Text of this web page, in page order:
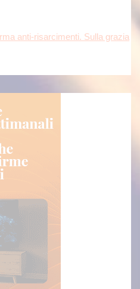
anti-risarcimenti. Sulla grazia